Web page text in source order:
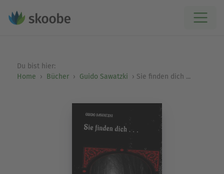
Du bist hier:
Home
Bücher Guido Sawatzki Sie finden dich ...